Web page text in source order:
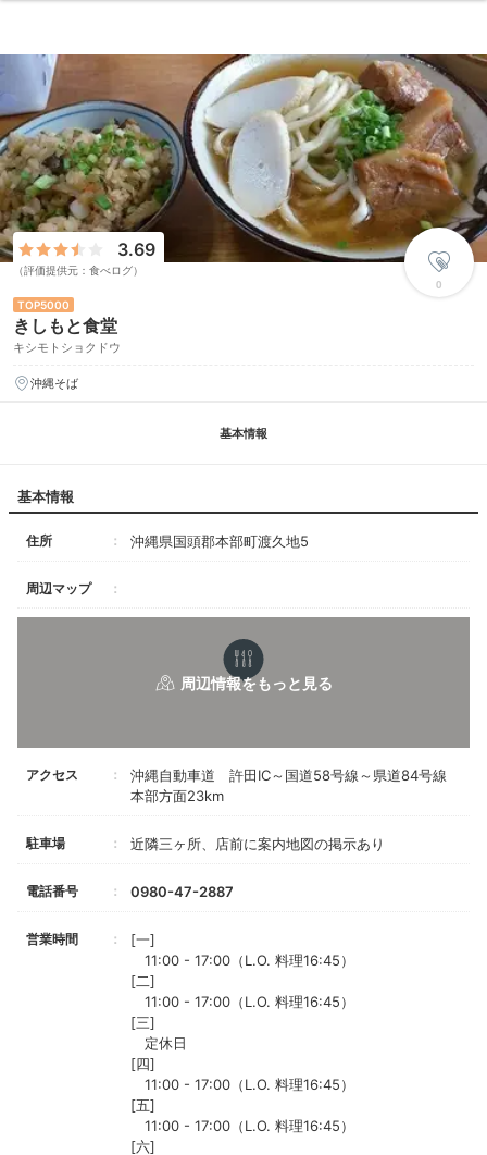
5000
きしもと食堂
キシモトショクドウ
3.69
（評価提供元：食べログ）
0
沖縄そば
基本情報
基本情報
住所 沖縄県国頭郡本部町渡久地5
周辺マップ
アクセス
沖縄自動車道 許田IC～国道58号線～県道84号線
本部方面23km
駐車場 近隣三ヶ所、店前に案内地図の掲示あり
電話番号 0980-47-2887
営業時間
[一]
11:00 - 17:00（L.O. 料理16:45）
[二]
11:00 - 17:00（L.O. 料理16:45）
[三]
定休日
[四]
11:00 - 17:00（L.O. 料理16:45）
[五]
11:00 - 17:00（L.O. 料理16:45）
[六]